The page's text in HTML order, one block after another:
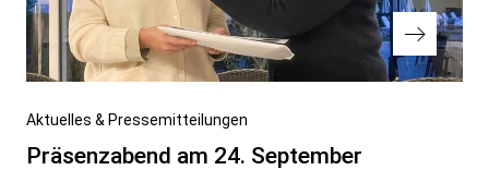
Nächster
Beitrag
Aktuelles & Pressemitteilungen
Präsenzabend am 24. September